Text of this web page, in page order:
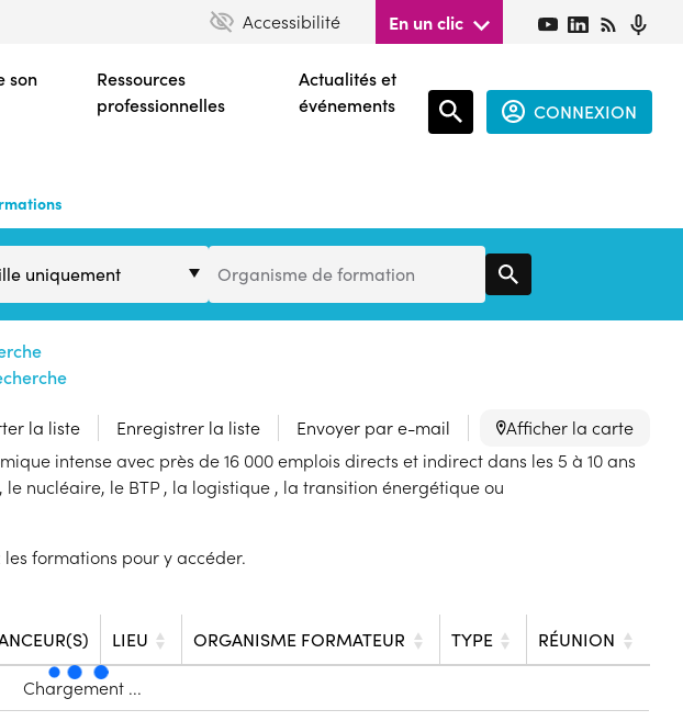
Accessibilité En un clic
son
Ressources
professionnelles
Actualités et
événements
CONNEXION
de
Organisme de formation
la liste Enregistrer la liste Envoyer par e-mail Afficher la carte
intense avec près de 16 000 emplois directs et indirect dans les 5 à 10 ans
nucléaire, le BTP , la logistique , la transition énergétique ou
formations pour y accéder.
LIEU ORGANISME FORMATEUR TYPE RÉUNION
Chargement ...